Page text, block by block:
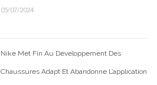
05/07/2024
Nike Met Fin Au Développement Des
Chaussures Adapt Et Abandonne L’application